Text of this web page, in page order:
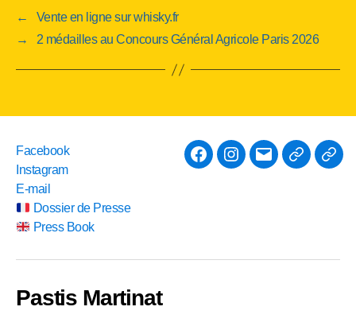
←
Vente en ligne sur whisky.fr
→
2 médailles au Concours Général Agricole Paris 2026
Facebook
Instagram
E-mail
Dossier de Presse
Press Book
FacebookInstagram
E-
Pastis Martinat